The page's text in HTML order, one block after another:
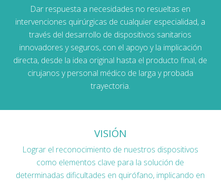
Dar respuesta a necesidades no resueltas en
intervenciones quirúrgicas de cualquier especialidad, a
través del desarrollo de dispositivos sanitarios
innovadores y seguros, con el apoyo y la implicación
directa, desde la idea original hasta el producto final, de
cirujanos y personal médico de larga y probada
trayectoria.
VISIÓN
Lograr el reconocimiento de nuestros dispositivos
como elementos clave para la solución de
determinadas dificultades en quirófano, implicando en